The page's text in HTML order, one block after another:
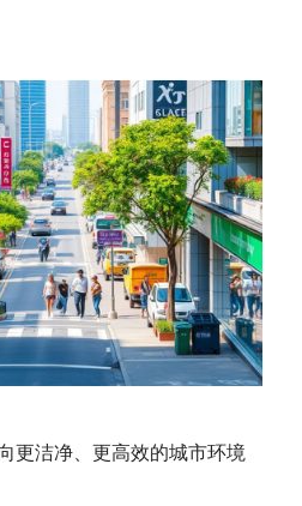
更洁净、更高效的城市环境